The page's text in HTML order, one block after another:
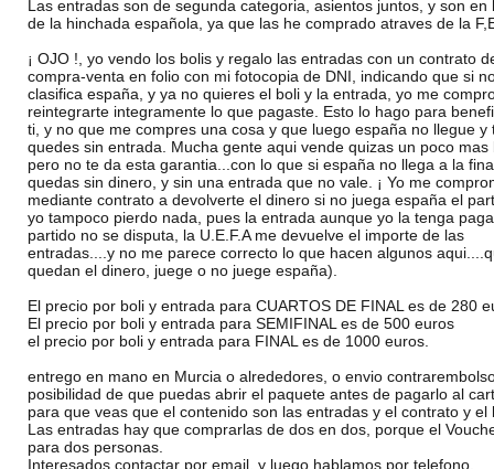
Las entradas son de segunda categoria, asientos juntos, y son en
de la hinchada española, ya que las he comprado atraves de la
¡ OJO !, yo vendo los bolis y regalo las entradas con un contrato
compra-venta en folio con mi fotocopia de DNI, indicando que si
clasifica españa, y ya no quieres el boli y la entrada, yo me
reintegrarte integramente lo que pagaste. Esto lo hago para
ti, y no que me compres una cosa y que luego españa no llegue y
quedes sin entrada. Mucha gente aqui vende quizas un poco mas
pero no te da esta garantia...con lo que si españa no llega a la
quedas sin dinero, y sin una entrada que no vale. ¡ Yo me
mediante contrato a devolverte el dinero si no juega españa el
yo tampoco pierdo nada, pues la entrada aunque yo la tenga
partido no se disputa, la U.E.F.A me devuelve el importe de las
entradas....y no me parece correcto lo que hacen algunos
quedan el dinero, juege o no juege españa).
El precio por boli y entrada para CUARTOS DE FINAL es de 280
El precio por boli y entrada para SEMIFINAL es de 500 euros
el precio por boli y entrada para FINAL es de 1000 euros.
entrego en mano en Murcia o alrededores, o envio
posibilidad de que puedas abrir el paquete antes de pagarlo al
para que veas que el contenido son las entradas y el contrato y el
Las entradas hay que comprarlas de dos en dos, porque el
para dos personas.
Interesados contactar por email, y luego hablamos por telefono.